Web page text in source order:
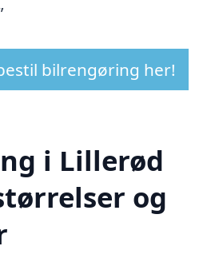
bilrengøring her!
i Lillerød
og